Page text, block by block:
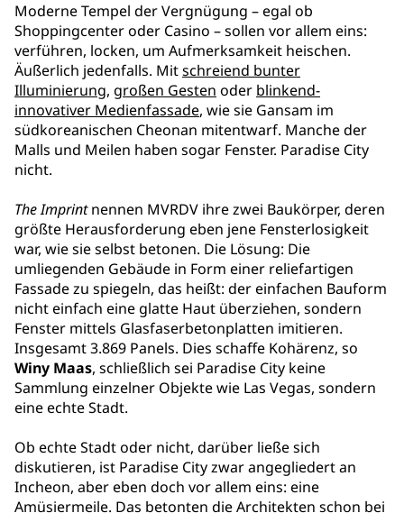
Moderne Tempel der Vergnügung – egal ob
Shoppingcenter oder Casino – sollen vor allem eins:
verführen, locken, um Aufmerksamkeit heischen.
Äußerlich jedenfalls. Mitschreiend bunter
Illuminierung, großen Gesten oder blinkend-
innovativer Medienfassade, wie sie Gansam im
südkoreanischen Cheonan mitentwarf. Manche der
Malls und Meilen haben sogar Fenster. Paradise City
nicht.
The Imprintnennen MVRDV ihre zwei Baukörper, deren
größte Herausforderung eben jene Fensterlosigkeit
war, wie sie selbst betonen. Die Lösung: Die
umliegenden Gebäude in Form einer reliefartigen
Fassade zu spiegeln, das heißt: der einfachen Bauform
nicht einfach eine glatte Haut überziehen, sondern
Fenster mittels Glasfaserbetonplatten imitieren.
Insgesamt 3.869 Panels. Dies schaffe Kohärenz, so
Winy Maas, schließlich sei Paradise City keine
Sammlung einzelner Objekte wie Las Vegas, sondern
eine echte Stadt.
Ob echte Stadt oder nicht, darüber ließe sich
diskutieren, ist Paradise City zwar angegliedert an
Incheon, aber eben doch vor allem eins: eine
Amüsiermeile. Das betonten die Architekten schon bei